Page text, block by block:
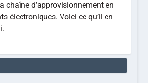
chaîne d’approvisionnement en
électroniques. Voici ce qu’il en